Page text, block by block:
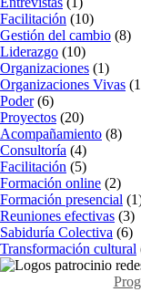
Facilitación (10)
Gestión del cambio (8)
Liderazgo (10)
Organizaciones (1)
Organizaciones Vivas
Poder(6)
Proyectos (20)
Acompañamiento (8)
Consultoría (4)
Facilitación (5)
Formación online (2)
Formación presencial
Reuniones efectivas (3)
Sabiduría Colectiva (6)
Transformación cultural